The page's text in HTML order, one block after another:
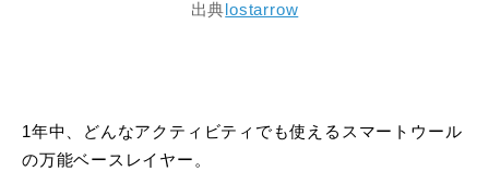
出典 lostarrow
1年中、どんなアクティビティでも使えるスマートウール
の万能ベースレイヤー。